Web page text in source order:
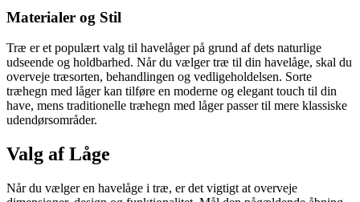
Materialer og Stil
Træ er et populært valg til havelåger på grund af dets naturlige
udseende og holdbarhed. Når du vælger træ til din havelåge, skal du
overveje træsorten, behandlingen og vedligeholdelsen. Sorte
træhegn med låger kan tilføre en moderne og elegant touch til din
have, mens traditionelle træhegn med låger passer til mere klassiske
udendørsområder.
Valg af Låge
Når du vælger en havelåge i træ, er det vigtigt at overveje